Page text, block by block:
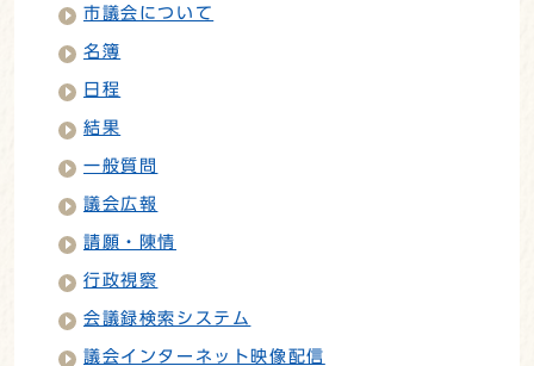
市議会について
名簿
日程
結果
一般質問
議会広報
請願・陳情
行政視察
会議録検索システム
議会インターネット映像配信